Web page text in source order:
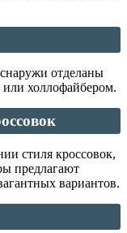
отделаны
холлофайбером.
стиля кроссовок,
предлагают
вариантов.